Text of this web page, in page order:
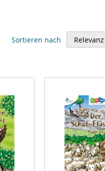
Sortieren nach